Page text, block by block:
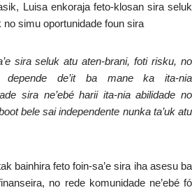
Luisa enkoraja feto-klosan sira seluk
simu oportunidade foun sira
sira seluk atu aten-brani, foti risku, no
depende de’it ba mane ka ita-nia
sira ne’ebé harii ita-nia abilidade no
bele sai independente nunka ta’uk atu
bainhira feto foin-sa’e sira iha asesu ba
no rede komunidade ne’ebé fó